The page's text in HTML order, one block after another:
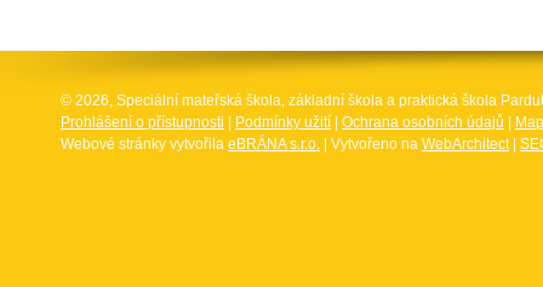
© 2026, Speciální mateřská škola, základní škola a praktická škola
Prohlášení o přístupnosti
Podmínky užití Ochrana osobních údajů
Webové stránky vytvořila eBRÁNA s.r.o. | Vytvořeno na WebArchitect|